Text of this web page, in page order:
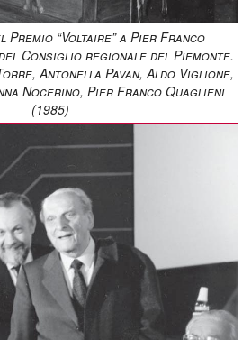
Premio “Voltaire” a Pier Franco
Consiglio regionale del Piemonte.
Antonella Pavan, Aldo Viglione,
Nocerino, Pier Franco Quaglieni
(1985)